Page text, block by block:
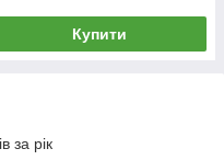
Купити
за рік